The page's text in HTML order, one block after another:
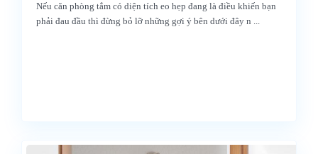
Nếu căn phòng tắm có diện tích eo hẹp đang là điều khiến bạn
phải đau đầu thì đừng bỏ lỡ những gợi ý bên dưới đây n ...